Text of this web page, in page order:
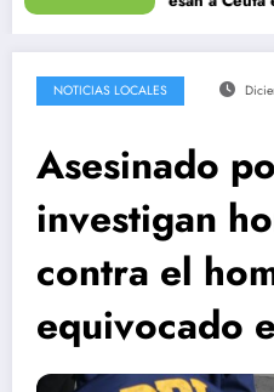
NOTICIAS LOCALES
Asesinado
investigan
contra el
equivocado